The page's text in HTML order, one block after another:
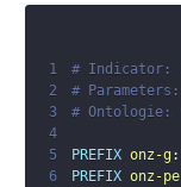
1
# Indicator:
2
#
3
# Ontologie:
4
5
PREFIX onz-g :
6
PREFIX onz-